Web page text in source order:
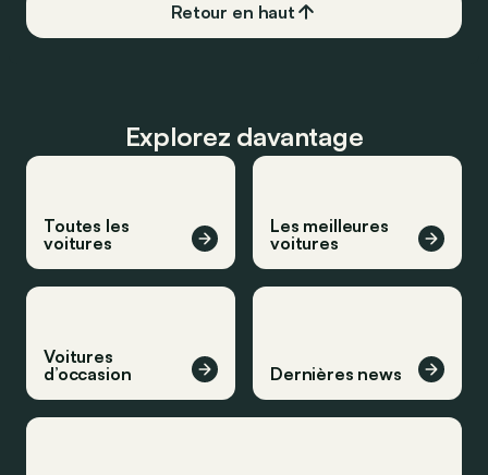
Retour en haut
Explorez davantage
Toutes les
voitures
Les meilleures
voitures
Voitures
d’occasion
Dernières news